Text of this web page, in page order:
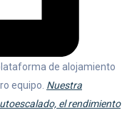
de alojamiento
equipo. Nuestra
el rendimiento